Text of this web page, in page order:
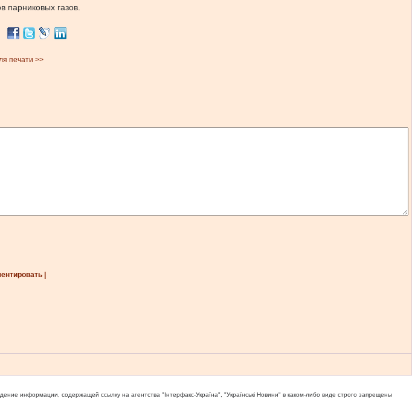
газов.
печати >>
|
информации, содержащей ссылку на агентства "Iнтерфакс-Україна", "Українськi Новини" в каком-либо виде строго запрещены